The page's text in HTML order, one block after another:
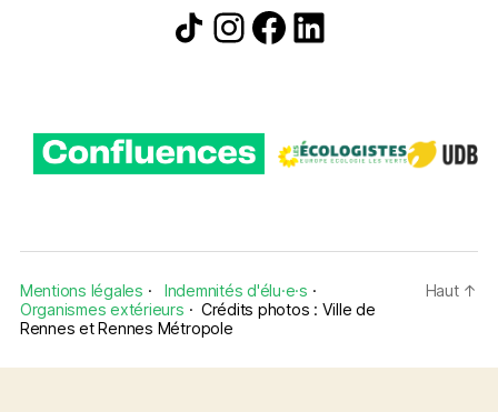
Icône de partage
Instagram
Facebook
LinkedIn
Mentions légales · Indemnités d'élu·e·s ·
Organismes extérieurs · Crédits photos : Ville de
Rennes et Rennes Métropole
Haut ↑